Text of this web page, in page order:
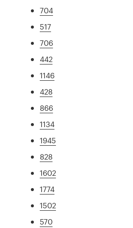
704
517
706
442
1146
428
866
1134
1945
828
1602
1774
1502
570